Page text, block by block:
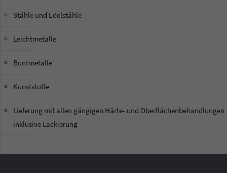
Stähle und Edelstähle
Leichtmetalle
Buntmetalle
Kunststoffe
Lieferung mit allen gängigen Härte- und Oberflächenbehandlungen
inklusive Lackierung